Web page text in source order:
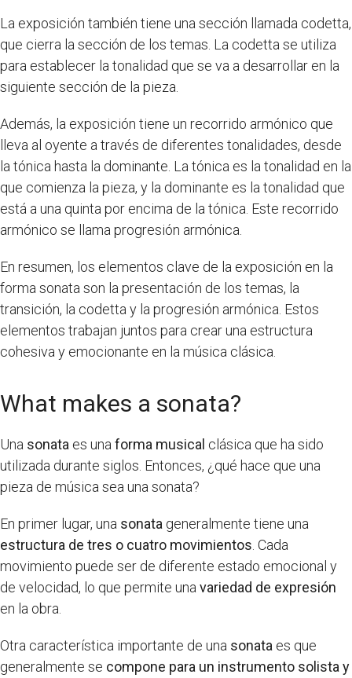
La exposición también tiene una sección llamada codetta,
que cierra la sección de los temas. La codetta se utiliza
para establecer la tonalidad que se va a desarrollar en la
siguiente sección de la pieza.
Además, la exposición tiene un recorrido armónico que
lleva al oyente a través de diferentes tonalidades, desde
la tónica hasta la dominante. La tónica es la tonalidad en la
que comienza la pieza, y la dominante es la tonalidad que
está a una quinta por encima de la tónica. Este recorrido
armónico se llama progresión armónica.
En resumen, los elementos clave de la exposición en la
forma sonata son la presentación de los temas, la
transición, la codetta y la progresión armónica. Estos
elementos trabajan juntos para crear una estructura
cohesiva y emocionante en la música clásica.
What makes a sonata?
Una sonata es una forma musical clásica que ha sido
utilizada durante siglos. Entonces, ¿qué hace que una
pieza de música sea una sonata?
En primer lugar, una sonata generalmente tiene una
estructura de tres o cuatro movimientos . Cada
movimiento puede ser de diferente estado emocional y
de velocidad, lo que permite una variedad de expresión
en la obra.
Otra característica importante de una sonata es que
generalmente se compone para un instrumento solista y